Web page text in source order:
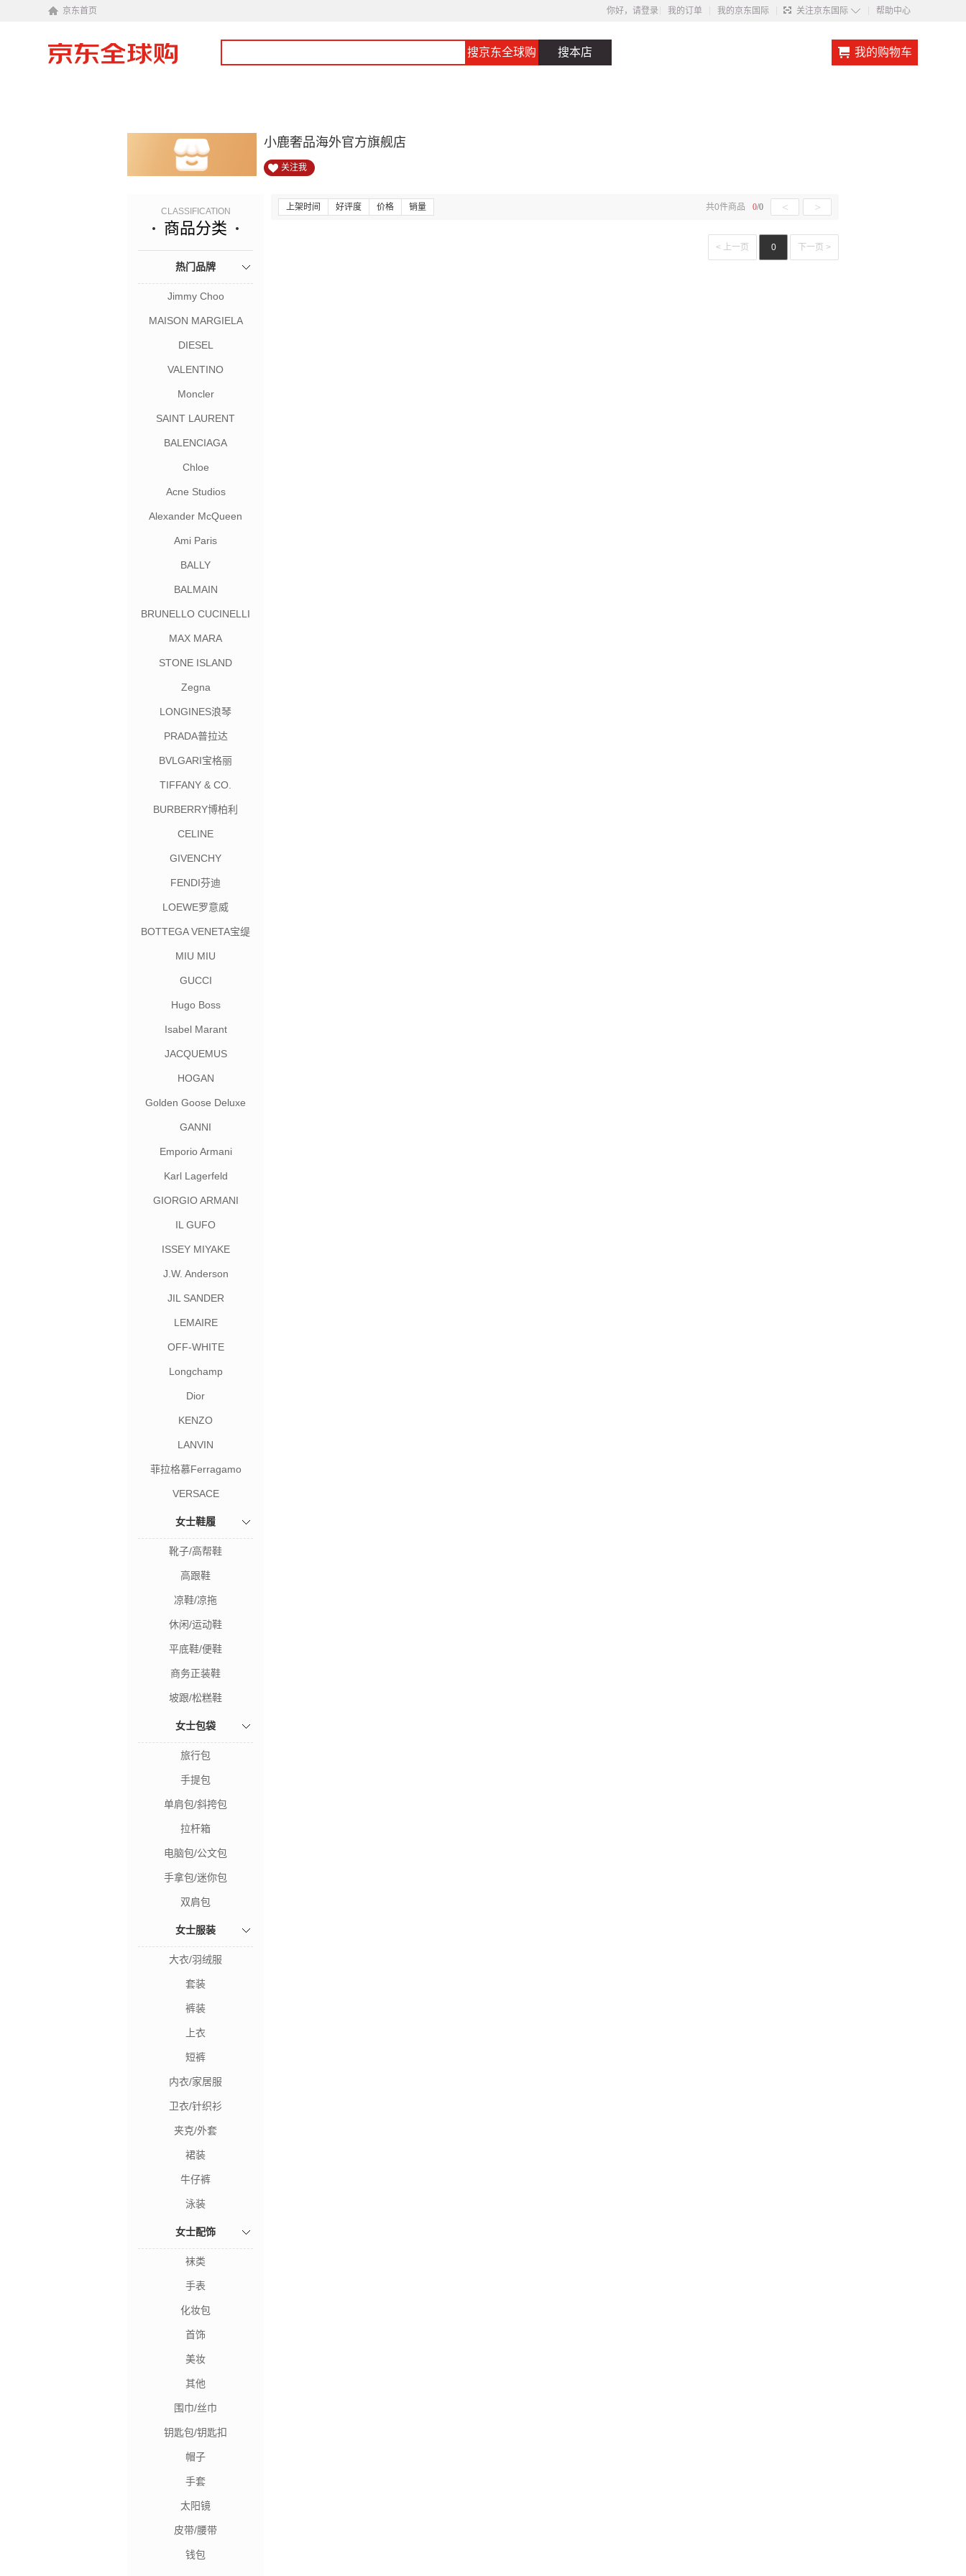
京东首页 你好，请登录 我的订单 我的京东国际 关注京东国际 ◇ 帮助中心
搜京东全球购 搜本店 我的购物车
小鹿奢品海外官方旗舰店
关注我
CLASSIFICATION
商品分类
热门品牌
Jimmy Choo
MAISON MARGIELA
DIESEL
VALENTINO
Moncler
SAINT LAURENT
BALENCIAGA
Chloe
Acne Studios
Alexander McQueen
Ami Paris
BALLY
BALMAIN
BRUNELLO CUCINELLI
MAX MARA
STONE ISLAND
Zegna
LONGINES浪琴
PRADA普拉达
BVLGARI宝格丽
TIFFANY & CO.
BURBERRY博柏利
CELINE
GIVENCHY
FENDI芬迪
LOEWE罗意威
BOTTEGA VENETA宝缇
MIU MIU
GUCCI
Hugo Boss
Isabel Marant
JACQUEMUS
HOGAN
Golden Goose Deluxe
GANNI
Emporio Armani
Karl Lagerfeld
GIORGIO ARMANI
IL GUFO
ISSEY MIYAKE
J.W. Anderson
JIL SANDER
LEMAIRE
OFF-WHITE
Longchamp
Dior
KENZO
LANVIN
菲拉格慕Ferragamo
VERSACE
女士鞋履
靴子/高帮鞋
高跟鞋
凉鞋/凉拖
休闲/运动鞋
平底鞋/便鞋
商务正装鞋
坡跟/松糕鞋
女士包袋
旅行包
手提包
单肩包/斜挎包
拉杆箱
电脑包/公文包
手拿包/迷你包
双肩包
女士服装
大衣/羽绒服
套装
裤装
上衣
短裤
内衣/家居服
卫衣/针织衫
夹克/外套
裙装
牛仔裤
泳装
女士配饰
袜类
手表
化妆包
首饰
美妆
其他
围巾/丝巾
钥匙包/钥匙扣
帽子
手套
太阳镜
皮带/腰带
钱包
上架时间 好评度 价格 销量 0/0 < >
共0件商品
< 上一页 0 下一页 >